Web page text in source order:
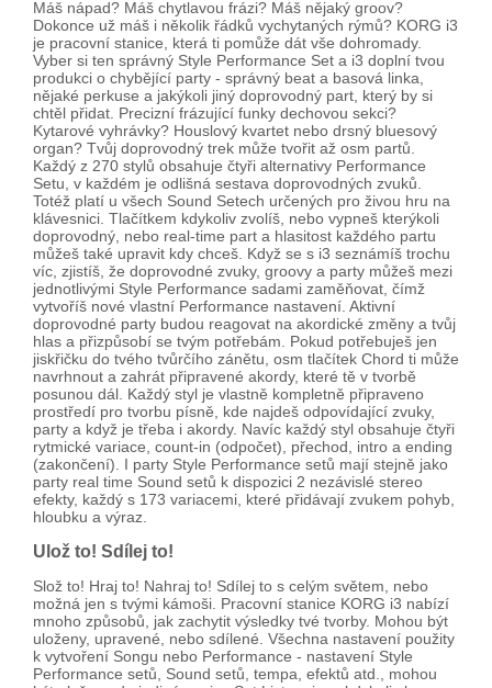
Máš nápad? Máš chytlavou frázi? Máš nějaký groov?
Dokonce už máš i několik řádků vychytaných rýmů? KORG i3
je pracovní stanice, která ti pomůže dát vše dohromady.
Vyber si ten správný Style Performance Set a i3 doplní tvou
produkci o chybějící party - správný beat a basová linka,
nějaké perkuse a jakýkoli jiný doprovodný part, který by si
chtěl přidat. Precizní frázující funky dechovou sekci?
Kytarové vyhrávky? Houslový kvartet nebo drsný bluesový
organ? Tvůj doprovodný trek může tvořit až osm partů.
Každý z 270 stylů obsahuje čtyři alternativy Performance
Setu, v každém je odlišná sestava doprovodných zvuků.
Totéž platí u všech Sound Setech určených pro živou hru na
klávesnici. Tlačítkem kdykoliv zvolíš, nebo vypneš kterýkoli
doprovodný, nebo real-time part a hlasitost každého partu
můžeš také upravit kdy chceš. Když se s i3 seznámíš trochu
víc, zjistíš, že doprovodné zvuky, groovy a party můžeš mezi
jednotlivými Style Performance sadami zaměňovat, čímž
vytvoříš nové vlastní Performance nastavení. Aktivní
doprovodné party budou reagovat na akordické změny a tvůj
hlas a přizpůsobí se tvým potřebám. Pokud potřebuješ jen
jiskřičku do tvého tvůrčího zánětu, osm tlačítek Chord ti může
navrhnout a zahrát připravené akordy, které tě v tvorbě
posunou dál. Každý styl je vlastně kompletně připraveno
prostředí pro tvorbu písně, kde najdeš odpovídající zvuky,
party a když je třeba i akordy. Navíc každý styl obsahuje čtyři
rytmické variace, count-in (odpočet), přechod, intro a ending
(zakončení). I party Style Performance setů mají stejně jako
party real time Sound setů k dispozici 2 nezávislé stereo
efekty, každý s 173 variacemi, které přidávají zvukem pohyb,
hloubku a výraz.
Ulož to! Sdílej to!
Slož to! Hraj to! Nahraj to! Sdílej to s celým světem, nebo
možná jen s tvými kámoši. Pracovní stanice KORG i3 nabízí
mnoho způsobů, jak zachytit výsledky tvé tvorby. Mohou být
uloženy, upravené, nebo sdílené. Všechna nastavení použity
k vytvoření Songu nebo Performance - nastavení Style
Performance setů, Sound setů, tempa, efektů atd., mohou